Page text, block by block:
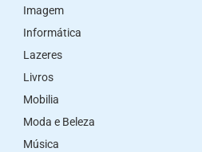
Imagem
Informática
Lazeres
Livros
Mobilia
Moda e Beleza
Música